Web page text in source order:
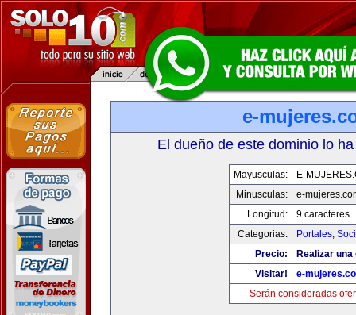
e-
El dueño de este dominio lo
Mayusculas:
E-
Minusculas:
e-
Longitud:
9 caracteres
Categorias:
Portales,
Precio:
Realizar
Visitar!
e-
Serán consideradas